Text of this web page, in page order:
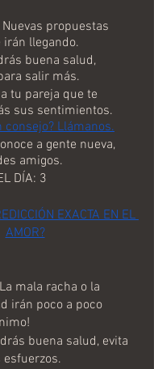
Nuevas propuestas
irán llegando.
buena salud,
salir más.
tu pareja que te
sus sentimientos.
consejo? Llámanos.
a gente nueva,
amigos.
DÍA: 3
EXACTA EN EL
AMOR?
mala racha o la
irán poco a poco
buena salud, evita
esfuerzos.